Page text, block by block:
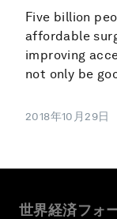
Five billion
affordable
improving
not only be
2018年10月29日
世界経済フォ